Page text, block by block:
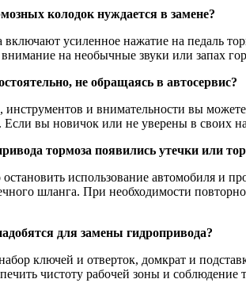
колодок нуждается в замене?
усиленное нажатие на педаль
на необычные звуки или запах
не обращаясь в автосервис?
и внимательности вы
Если вы новичок или не уверены в своих
тормоза появились утечки или
использование автомобиля и
шланга. При необходимости
для замены гидропривода?
ключей и отверток, домкрат и
чистоту рабочей зоны и соблюдение